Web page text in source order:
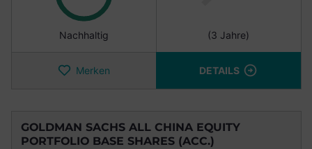
Nachhaltig (3 Jahre)
Merken DETAILS
GOLDMAN SACHS ALL CHINA EQUITY
PORTFOLIO BASE SHARES (ACC.)